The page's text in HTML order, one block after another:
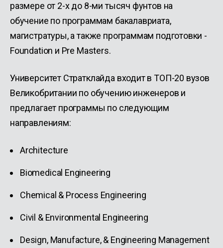
размере от 2-х до 8-ми тысяч фунтов на
обучение по программам бакалавриата,
магистратуры, а также программам подготовки -
Foundation и Pre Masters.
Университет Стратклайда входит в ТОП-20 вузов
Великобритании по обучению инженеров и
предлагает программы по следующим
направлениям:
Architecture
Biomedical Engineering
Chemical & Process Engineering
Civil & Environmental Engineering
Design, Manufacture, & Engineering Management